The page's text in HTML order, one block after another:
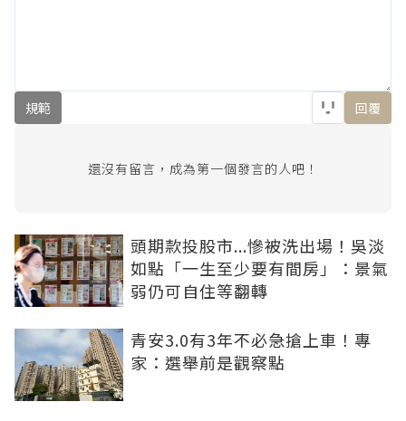
規範 回覆
還沒有留言，成為第一個發言的人吧！
頭期款投股市...慘被洗出場！吳淡
如點「一生至少要有間房」：景氣
弱仍可自住等翻轉
青安3.0有3年不必急搶上車！專
家：選舉前是觀察點